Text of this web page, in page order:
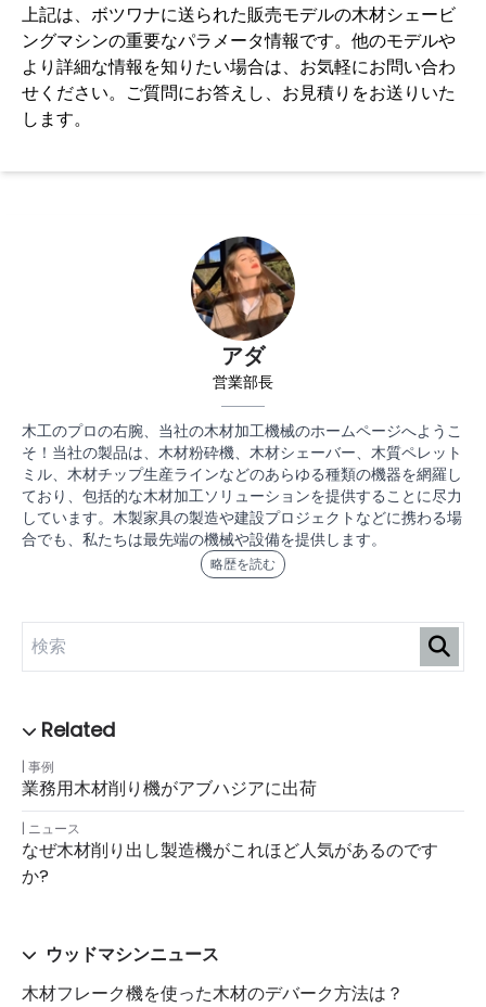
アダ
営業部長
木工のプロの右腕、当社の木材加工機械のホームページへようこ
そ！当社の製品は、木材粉砕機、木材シェーバー、木質ペレット
ミル、木材チップ生産ラインなどのあらゆる種類の機器を網羅し
ており、包括的な木材加工ソリューションを提供することに尽力
しています。木製家具の製造や建設プロジェクトなどに携わる場
合でも、私たちは最先端の機械や設備を提供します。
略歴を読む
事例
業務用木材削り機がアブハジアに出荷
ニュース
なぜ木材削り出し製造機がこれほど人気が​​あるのです
か?
ウッドマシンニュース
木材フレーク機を使った木材のデバーク方法は？
上記は、ボツワナに送られた販売モデルの木材シェービ
ングマシンの重要なパラメータ情報です。他のモデルや
より詳細な情報を知りたい場合は、お気軽にお問い合わ
せください。ご質問にお答えし、お見積りをお送りいた
します。